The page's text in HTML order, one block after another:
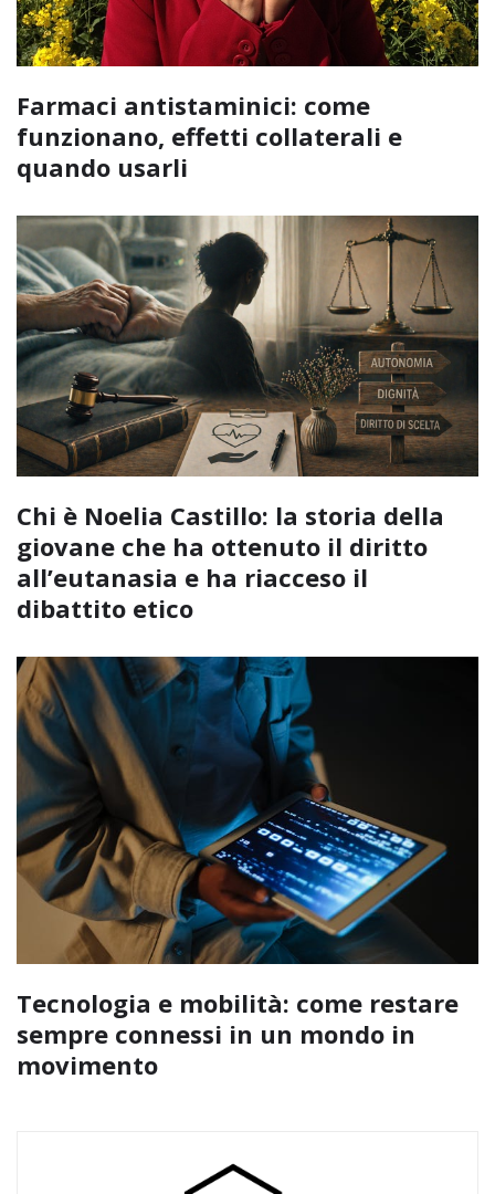
Farmaci antistaminici: come
funzionano, effetti collaterali e
quando usarli
Chi è Noelia Castillo: la storia della
giovane che ha ottenuto il diritto
all’eutanasia e ha riacceso il
dibattito etico
Tecnologia e mobilità: come restare
sempre connessi in un mondo in
movimento